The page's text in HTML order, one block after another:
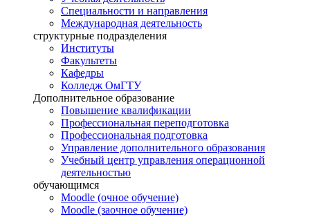
Специальности и направления
Международная деятельность
структурные подразделения
Институты
Факультеты
Кафедры
Колледж ОмГТУ
Дополнительное образование
Повышение квалификации
Профессиональная переподготовка
Профессиональная подготовка
Управление дополнительного образования
Учебный центр управления операционной
деятельностью
обучающимся
Moodle (очное обучение)
Moodle (заочное обучение)